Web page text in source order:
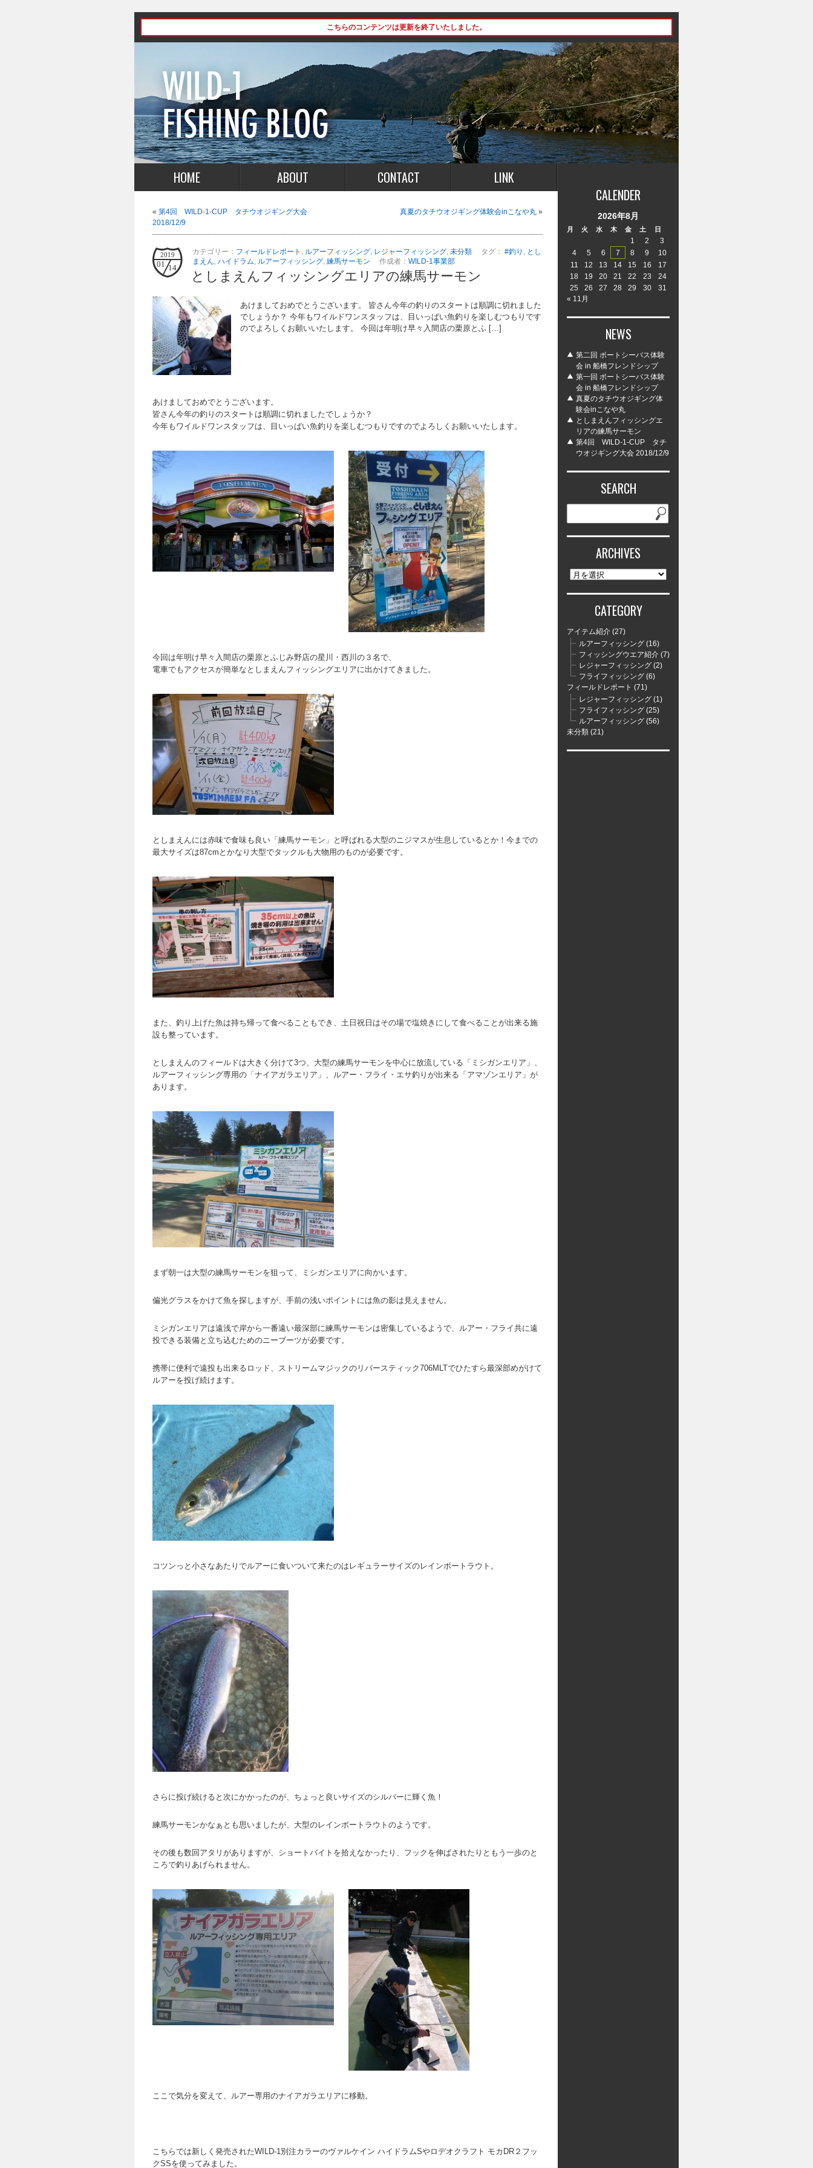
こちらのコンテンツは更新を終了いたしました。
HOME ABOUT CONTACT LINK
« 第4回 WILD-1-CUP タチウオジギング大会
2018/12/9
真夏のタチウオジギング体験会inこなや丸 »
2019
01 14
カテゴリー： フィールドレポート , ルアーフィッシング, レジャーフィッシング, 未分類 タグ： #釣り , とし
まえん, ハイドラム, ルアーフィッシング, 練馬サーモン 作成者： WILD-1事業部
としまえんフィッシングエリアの練馬サーモン
あけましておめでとうございます。 皆さん今年の釣りのスタートは順調に切れました
でしょうか？ 今年もワイルドワンスタッフは、目いっぱい魚釣りを楽しむつもりです
のでよろしくお願いいたします。 今回は年明け早々入間店の栗原とふ […]
あけましておめでとうございます。
皆さん今年の釣りのスタートは順調に切れましたでしょうか？
今年もワイルドワンスタッフは、目いっぱい魚釣りを楽しむつもりですのでよろしくお願いいたします。
今回は年明け早々入間店の栗原とふじみ野店の星川・西川の３名で、
電車でもアクセスが簡単なとしまえんフィッシングエリアに出かけてきました。
としまえんには赤味で食味も良い「練馬サーモン」と呼ばれる大型のニジマスが生息しているとか！今までの
最大サイズは87cmとかなり大型でタックルも大物用のものが必要です。
また、釣り上げた魚は持ち帰って食べることもでき、土日祝日はその場で塩焼きにして食べることが出来る施
設も整っています。
としまえんのフィールドは大きく分けて3つ、大型の練馬サーモンを中心に放流している「ミシガンエリア」、
ルアーフィッシング専用の「ナイアガラエリア」、ルアー・フライ・エサ釣りが出来る「アマゾンエリア」が
あります。
まず朝一は大型の練馬サーモンを狙って、ミシガンエリアに向かいます。
偏光グラスをかけて魚を探しますが、手前の浅いポイントには魚の影は見えません。
ミシガンエリアは遠浅で岸から一番遠い最深部に練馬サーモンは密集しているようで、ルアー・フライ共に遠
投できる装備と立ち込むためのニーブーツが必要です。
携帯に便利で遠投も出来るロッド、ストリームマジックのリバースティック706MLTでひたすら最深部めがけて
ルアーを投げ続けます。
コツンっと小さなあたりでルアーに食いついて来たのはレギュラーサイズのレインボートラウト。
さらに投げ続けると次にかかったのが、ちょっと良いサイズのシルバーに輝く魚！
練馬サーモンかなぁとも思いましたが、大型のレインボートラウトのようです。
その後も数回アタリがありますが、ショートバイトを拾えなかったり、フックを伸ばされたりともう一歩のと
ころで釣りあげられません。
ここで気分を変えて、ルアー専用のナイアガラエリアに移動。
こちらでは新しく発売されたWILD-1別注カラーのヴァルケイン ハイドラムSやロデオクラフト モカDR２フッ
クSSを使ってみました。
CALENDER
2026年8月
月 火 水 木 金 土 日
1 2
3
4
5 6 7 8 9
10
11
12 13 14 15 16
17
18
19 20 21 22 23
24
25
26 27 28 29 30
31
« 11月
NEWS
第二回 ボートシーバス体験
会 in 船橋フレンドシップ
第一回 ボートシーバス体験
会 in 船橋フレンドシップ
真夏のタチウオジギング体
験会inこなや丸
としまえんフィッシングエ
リアの練馬サーモン
第4回 WILD-1-CUP タチ
ウオジギング大会 2018/12/9
SEARCH
ARCHIVES
ARCHIVES
CATEGORY
アイテム紹介 (27)
ルアーフィッシング (16)
フィッシングウエア紹介 (7)
レジャーフィッシング (2)
フライフィッシング (6)
フィールドレポート (71)
レジャーフィッシング (1)
フライフィッシング (25)
ルアーフィッシング (56)
未分類 (21)